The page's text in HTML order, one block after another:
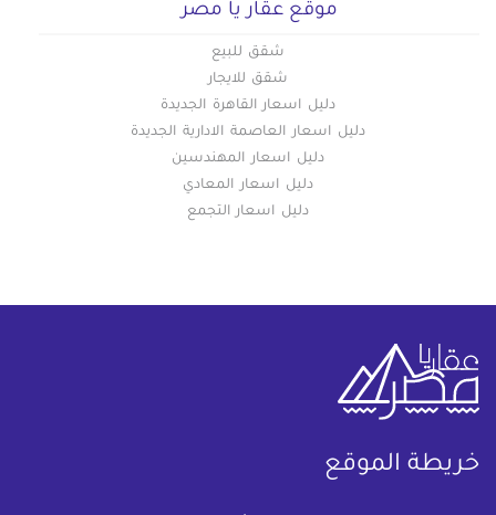
موقع عقار يا مصر
شقق للبيع
شقق للايجار
دليل اسعار القاهرة الجديدة
دليل اسعار العاصمة الادارية الجديدة
دليل اسعار المهندسين
دليل اسعار المعادي
دليل اسعار التجمع
خريطة الموقع